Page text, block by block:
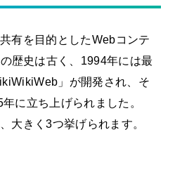
有を目的としたWebコンテ
歴史は古く、1994年には最
」が開発され、そ
に立ち上げられました。
大きく3つ挙げられます。